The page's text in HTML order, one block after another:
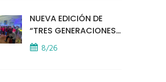
SEGURIDAD
NUEVA EDICIÓN DE
“TRES GENERACIONES
CANTAN”
8/26